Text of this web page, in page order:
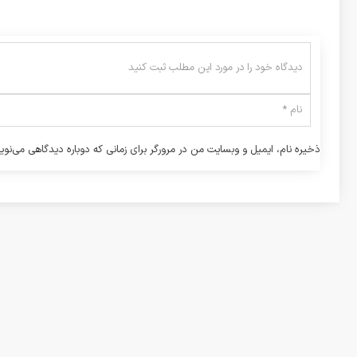
ذخیره نام، ایمیل و وبسایت من در مرورگر برای زمانی که دوباره دیدگاهی